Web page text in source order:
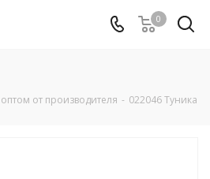
0
от производителя - 022046 Туника